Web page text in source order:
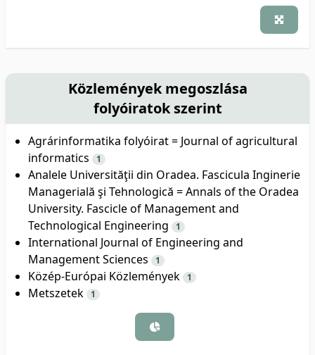
Közlemények megoszlása
folyóiratok szerint
Agrárinformatika folyóirat = Journal of agricultural
informatics
1
Analele Universităţii din Oradea. Fascicula Inginerie
Managerială şi Tehnologică = Annals of the Oradea
University. Fascicle of Management and
Technological Engineering
1
International Journal of Engineering and
Management Sciences
1
Közép-Európai Közlemények 1
Metszetek 1